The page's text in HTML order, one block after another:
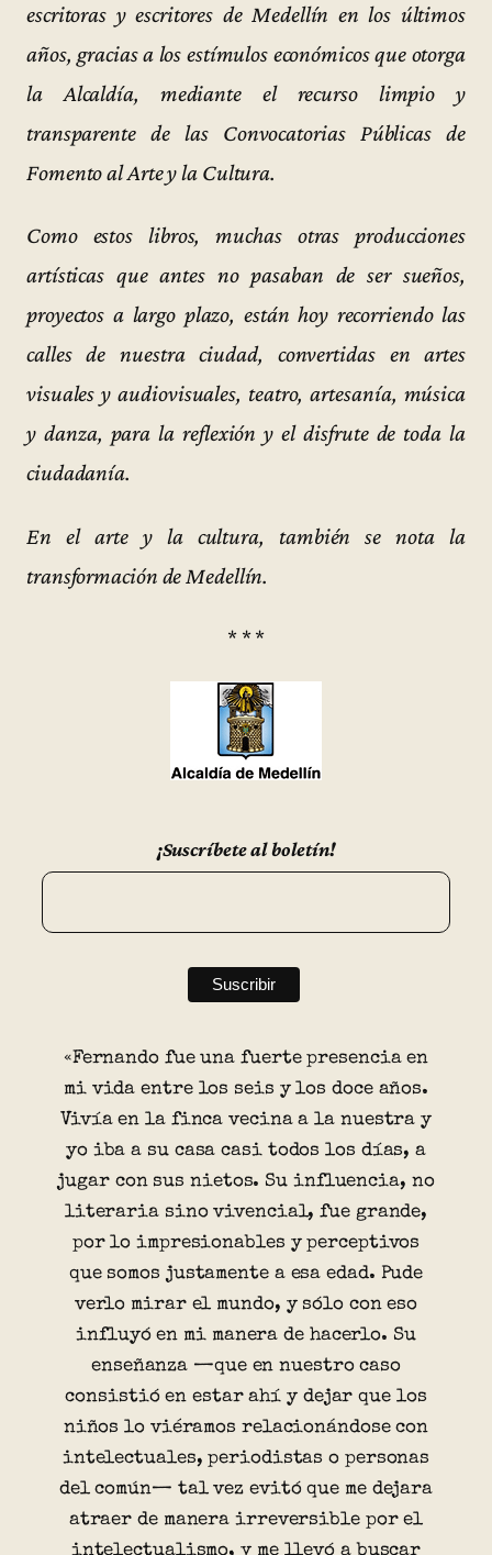
escritoras y escritores de Medellín en los últimos
años, gracias a los estímulos económicos que otorga
la Alcaldía, mediante el recurso limpio y
transparente de las Convocatorias Públicas de
Fomento al Arte y la Cultura.
Como estos libros, muchas otras producciones
artísticas que antes no pasaban de ser sueños,
proyectos a largo plazo, están hoy recorriendo las
calles de nuestra ciudad, convertidas en artes
visuales y audiovisuales, teatro, artesanía, música
y danza, para la reflexión y el disfrute de toda la
ciudadanía.
En el arte y la cultura, también se nota la
transformación de Medellín.
* * *
¡Suscríbete al boletín!
«Fernando fue una fuerte presencia en
mi vida entre los seis y los doce años.
Vivía en la finca vecina a la nuestra y
yo iba a su casa casi todos los días, a
jugar con sus nietos. Su influencia, no
literaria sino vivencial, fue grande,
por lo impresionables y perceptivos
que somos justamente a esa edad. Pude
verlo mirar el mundo, y sólo con eso
influyó en mi manera de hacerlo. Su
enseñanza —que en nuestro caso
consistió en estar ahí y dejar que los
niños lo viéramos relacionándose con
intelectuales, periodistas o personas
del común— tal vez evitó que me dejara
atraer de manera irreversible por el
intelectualismo, y me llevó a buscar